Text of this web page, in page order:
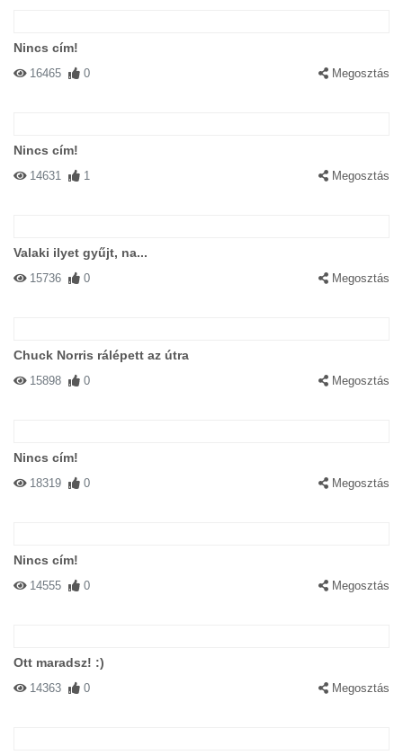
Nincs cím!
16465 0 Megosztás
Nincs cím!
14631 1 Megosztás
Valaki ilyet gyűjt, na...
15736 0 Megosztás
Chuck Norris rálépett az útra
15898 0 Megosztás
Nincs cím!
18319 0 Megosztás
Nincs cím!
14555 0 Megosztás
Ott maradsz! :)
14363 0 Megosztás